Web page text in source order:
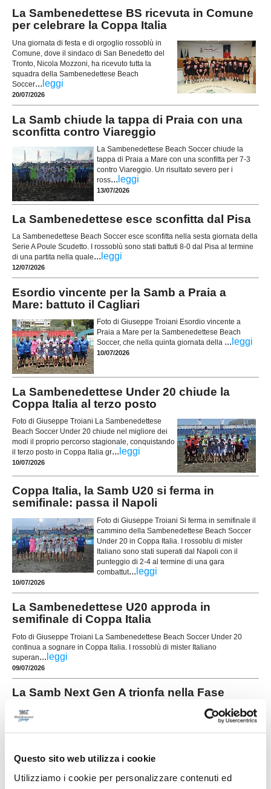
Questo sito web utilizza i cookie
Utilizziamo i cookie per personalizzare contenuti ed
La Sambenedettese BS ricevuta in Comune
per celebrare la Coppa Italia
Una giornata di festa e di orgoglio rossoblù in
Comune, dove il sindaco di San Benedetto del
Tronto, Nicola Mozzoni, ha ricevuto tutta la
squadra della Sambenedettese Beach
Soccer... leggi
20/07/2026
La Samb chiude la tappa di Praia con una
sconfitta contro Viareggio
La Sambenedettese Beach Soccer chiude la
tappa di Praia a Mare con una sconfitta per 7-3
contro Viareggio. Un risultato severo per i
ross... leggi
13/07/2026
La Sambenedettese esce sconfitta dal Pisa
La Sambenedettese Beach Soccer esce sconfitta nella sesta giornata della
Serie A Poule Scudetto. I rossoblù sono stati battuti 8-0 dal Pisa al termine
di una partita nella quale... leggi
12/07/2026
Esordio vincente per la Samb a Praia a
Mare: battuto il Cagliari
Foto di Giuseppe Troiani Esordio vincente a
Praia a Mare per la Sambenedettese Beach
Soccer, che nella quinta giornata della ... leggi
10/07/2026
La Sambenedettese Under 20 chiude la
Coppa Italia al terzo posto
Foto di Giuseppe Troiani La Sambenedettese
Beach Soccer Under 20 chiude nel migliore dei
modi il proprio percorso stagionale, conquistando
il terzo posto in Coppa Italia gr... leggi
10/07/2026
Coppa Italia, la Samb U20 si ferma in
semifinale: passa il Napoli
Foto di Giuseppe Troiani Si ferma in semifinale il
cammino della Sambenedettese Beach Soccer
Under 20 in Coppa Italia. I rossoblu di mister
Italiano sono stati superati dal Napoli con il
punteggio di 2-4 al termine di una gara
combattut... leggi
10/07/2026
La Sambenedettese U20 approda in
semifinale di Coppa Italia
Foto di Giuseppe Troiani La Sambenedettese Beach Soccer Under 20
continua a sognare in Coppa Italia. I rossoblù di mister Italiano
superan... leggi
09/07/2026
La Samb Next Gen A trionfa nella Fase
29/06/2026